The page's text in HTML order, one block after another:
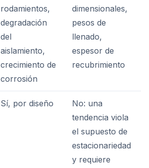
rodamientos,
degradación
del
aislamiento,
crecimiento de
corrosión
dimensionales,
pesos de
llenado,
espesor de
recubrimiento
Sí, por diseño
No: una
tendencia viola
el supuesto de
estacionariedad
y requiere